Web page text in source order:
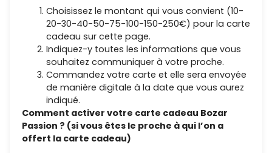
Choisissez le montant qui vous convient (10-
20-30-40-50-75-100-150-250€) pour la carte
cadeau sur cette page.
Indiquez-y toutes les informations que vous
souhaitez communiquer à votre proche.
Commandez votre carte et elle sera envoyée
de manière digitale à la date que vous aurez
indiqué.
Comment activer votre carte cadeau Bozar
Passion ? (si vous êtes le proche à qui l’on a
offert la carte cadeau)